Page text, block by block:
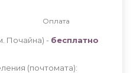
Оплата
Почайна) - бесплатно
(почтомата):